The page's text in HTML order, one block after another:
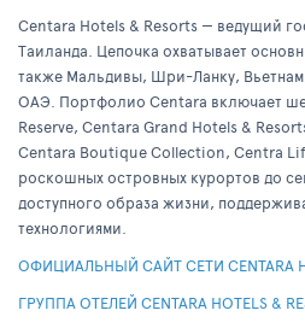
Centara Hotels & Resorts — ведущий
Таиланда. Цепочка охватывает
также Мальдивы, Шри-Ланку,
ОАЭ. Портфолио Centara включает
Reserve, Centara Grand Hotels &
Centara Boutique Collection, Centra
роскошных островных курортов до
доступного образа жизни,
технологиями.
ОФИЦИАЛЬНЫЙ САЙТ СЕТИ CENTARA
ГРУППА ОТЕЛЕЙ CENTARA HOTELS &